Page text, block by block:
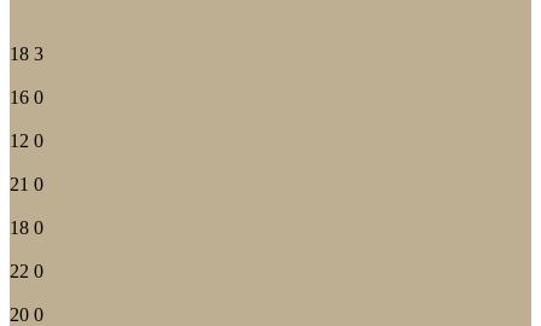
18 3
16 0
12 0
21 0
18 0
22 0
20 0